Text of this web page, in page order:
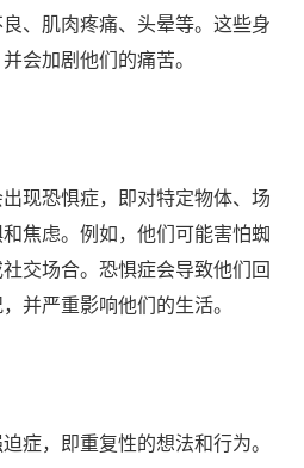
、肌肉疼痛、头晕等。这些身
会加剧他们的痛苦。
现恐惧症，即对特定物体、场
焦虑。例如，他们可能害怕蜘
交场合。恐惧症会导致他们回
并严重影响他们的生活。
症，即重复性的想法和行为。